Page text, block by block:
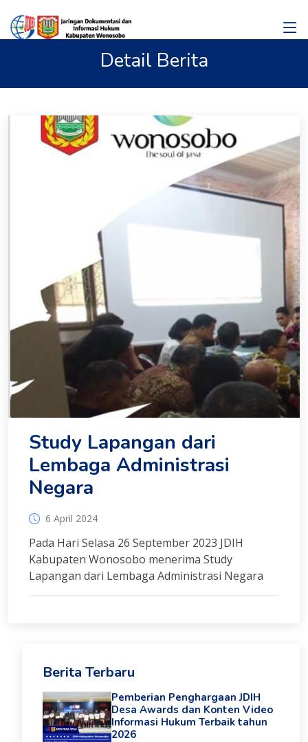
Detail Berita
Study Lapangan dari
Lembaga Administrasi
Negara
6 April 2024
Pada Hari Selasa 26 September 2023 JDIH
Kabupaten Wonosobo menerima Study
Lapangan dari Lembaga Administrasi Negara
Berita Terbaru
Pemberian Penghargaan JDIH
Desa Awards dan Konten Video
Informasi Hukum Terbaik tahun
2026